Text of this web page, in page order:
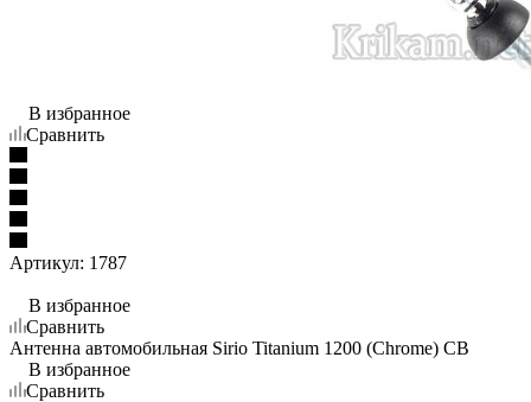
В избранное
Сравнить
Артикул: 1787
В избранное
Сравнить
Антенна автомобильная Sirio Titanium 1200 (Chrome) CB
В избранное
Сравнить